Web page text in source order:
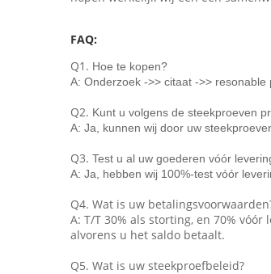
FAQ:
Q1. Hoe te kopen?
A: Onderzoek ->> citaat ->>
Q2. Kunt u volgens de steekproeven
A: Ja, kunnen wij door uw
Q3. Test u al uw goederen vóór
A: Ja, hebben wij 100%-test vóór
Q4. Wat is uw
A: T/T 30% als storting, en 70%
alvorens u het saldo betaalt.
Q5. Wat is uw steekproefbeleid?